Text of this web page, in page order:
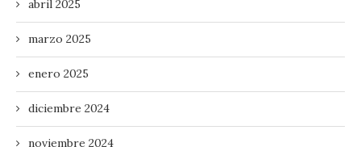
abril 2025
marzo 2025
enero 2025
diciembre 2024
noviembre 2024